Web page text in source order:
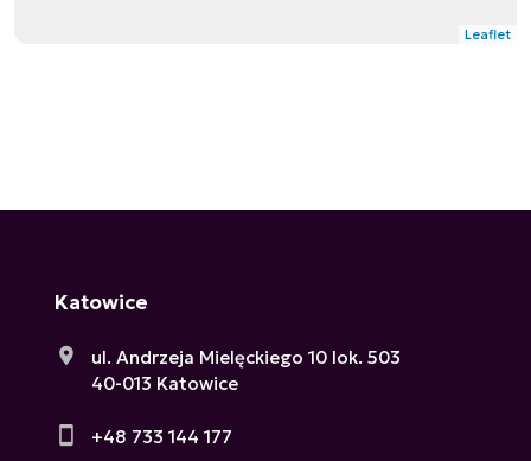
Leaflet
Katowice
ul. Andrzeja Mielęckiego 10 lok. 503
40-013 Katowice
+48 733 144 177